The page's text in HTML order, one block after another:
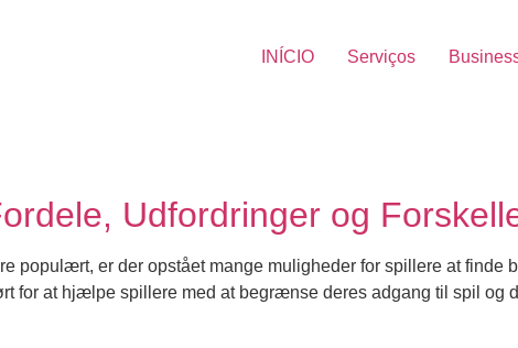
INÍCIO Serviços
Udfordringer og
populært, er der opstået mange muligheder for spillere at finde
for at hjælpe spillere med at begrænse deres adgang til spil og